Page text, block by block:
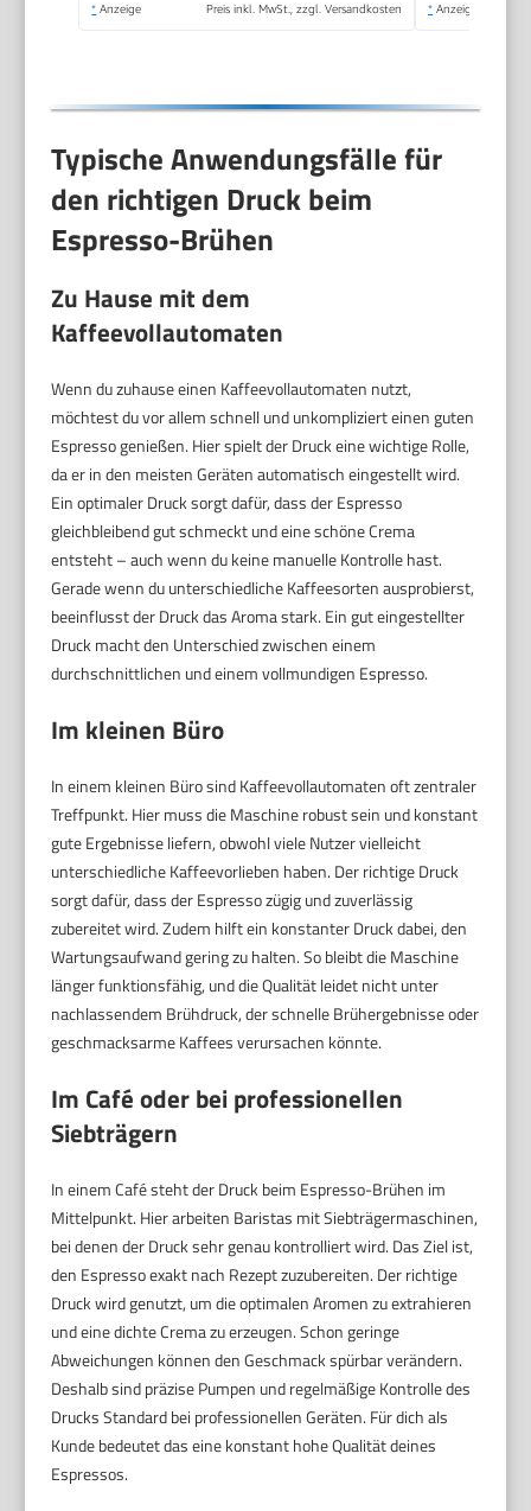
* Anzeige Preis inkl. MwSt., zzgl. Versandkosten * Anzeige
Typische Anwendungsfälle für
den richtigen Druck beim
Espresso-Brühen
Zu Hause mit dem
Kaffeevollautomaten
Wenn du zuhause einen Kaffeevollautomaten nutzt,
möchtest du vor allem schnell und unkompliziert einen guten
Espresso genießen. Hier spielt der Druck eine wichtige Rolle,
da er in den meisten Geräten automatisch eingestellt wird.
Ein optimaler Druck sorgt dafür, dass der Espresso
gleichbleibend gut schmeckt und eine schöne Crema
entsteht – auch wenn du keine manuelle Kontrolle hast.
Gerade wenn du unterschiedliche Kaffeesorten ausprobierst,
beeinflusst der Druck das Aroma stark. Ein gut eingestellter
Druck macht den Unterschied zwischen einem
durchschnittlichen und einem vollmundigen Espresso.
Im kleinen Büro
In einem kleinen Büro sind Kaffeevollautomaten oft zentraler
Treffpunkt. Hier muss die Maschine robust sein und konstant
gute Ergebnisse liefern, obwohl viele Nutzer vielleicht
unterschiedliche Kaffeevorlieben haben. Der richtige Druck
sorgt dafür, dass der Espresso zügig und zuverlässig
zubereitet wird. Zudem hilft ein konstanter Druck dabei, den
Wartungsaufwand gering zu halten. So bleibt die Maschine
länger funktionsfähig, und die Qualität leidet nicht unter
nachlassendem Brühdruck, der schnelle Brühergebnisse oder
geschmacksarme Kaffees verursachen könnte.
Im Café oder bei professionellen
Siebträgern
In einem Café steht der Druck beim Espresso-Brühen im
Mittelpunkt. Hier arbeiten Baristas mit Siebträgermaschinen,
bei denen der Druck sehr genau kontrolliert wird. Das Ziel ist,
den Espresso exakt nach Rezept zuzubereiten. Der richtige
Druck wird genutzt, um die optimalen Aromen zu extrahieren
und eine dichte Crema zu erzeugen. Schon geringe
Abweichungen können den Geschmack spürbar verändern.
Deshalb sind präzise Pumpen und regelmäßige Kontrolle des
Drucks Standard bei professionellen Geräten. Für dich als
Kunde bedeutet das eine konstant hohe Qualität deines
Espressos.